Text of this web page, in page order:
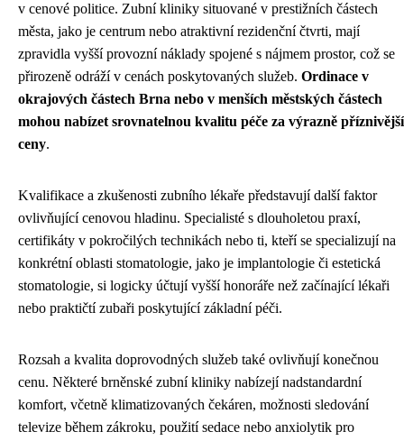
v cenové politice. Zubní kliniky situované v prestižních částech
města, jako je centrum nebo atraktivní rezidenční čtvrti, mají
zpravidla vyšší provozní náklady spojené s nájmem prostor, což se
přirozeně odráží v cenách poskytovaných služeb. Ordinace v
okrajových částech Brna nebo v menších městských částech
mohou nabízet srovnatelnou kvalitu péče za výrazně příznivější
ceny.
Kvalifikace a zkušenosti zubního lékaře představují další faktor
ovlivňující cenovou hladinu. Specialisté s dlouholetou praxí,
certifikáty v pokročilých technikách nebo ti, kteří se specializují na
konkrétní oblasti stomatologie, jako je implantologie či estetická
stomatologie, si logicky účtují vyšší honoráře než začínající lékaři
nebo praktičtí zubaři poskytující základní péči.
Rozsah a kvalita doprovodných služeb také ovlivňují konečnou
cenu. Některé brněnské zubní kliniky nabízejí nadstandardní
komfort, včetně klimatizovaných čekáren, možnosti sledování
televize během zákroku, použití sedace nebo anxiolytik pro